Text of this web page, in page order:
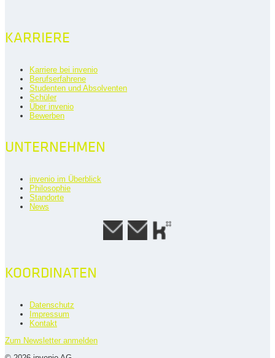
KARRIERE
Karriere bei invenio
Berufserfahrene
Studenten und Absolventen
Schüler
Über invenio
Bewerben
UNTERNEHMEN
invenio im Überblick
Philosophie
Standorte
News
KOORDINATEN
Datenschutz
Impressum
Kontakt
Zum Newsletter anmelden